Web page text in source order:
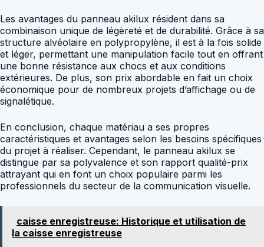
Les avantages du panneau akilux résident dans sa
combinaison unique de légèreté et de durabilité. Grâce à sa
structure alvéolaire en polypropylène, il est à la fois solide
et léger, permettant une manipulation facile tout en offrant
une bonne résistance aux chocs et aux conditions
extérieures. De plus, son prix abordable en fait un choix
économique pour de nombreux projets d’affichage ou de
signalétique.
En conclusion, chaque matériau a ses propres
caractéristiques et avantages selon les besoins spécifiques
du projet à réaliser. Cependant, le panneau akilux se
distingue par sa polyvalence et son rapport qualité-prix
attrayant qui en font un choix populaire parmi les
professionnels du secteur de la communication visuelle.
caisse enregistreuse: Historique et utilisation de
la caisse enregistreuse